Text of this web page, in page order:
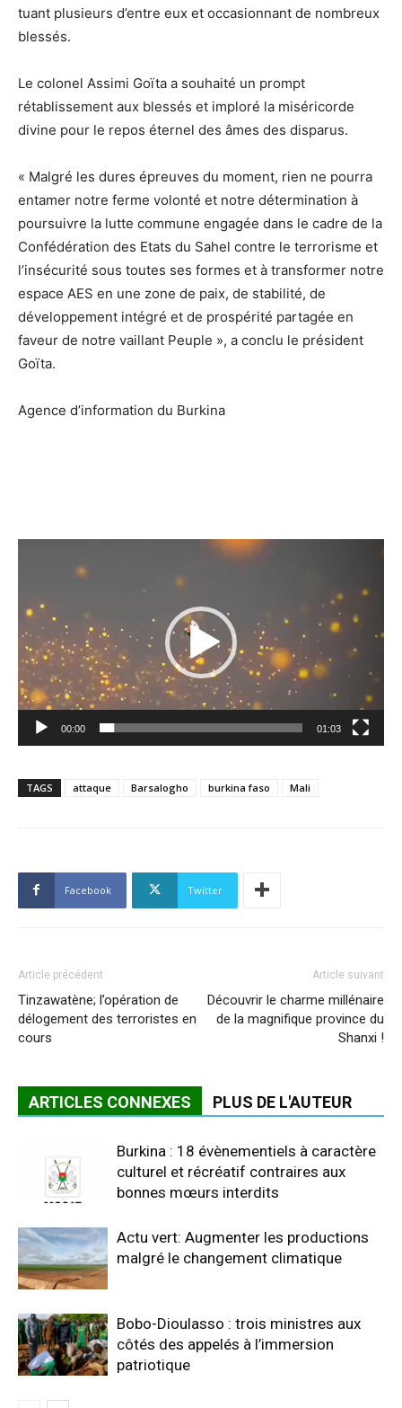
tuant plusieurs d’entre eux et occasionnant de nombreux
blessés.
Le colonel Assimi Goïta a souhaité un prompt
rétablissement aux blessés et imploré la miséricorde
divine pour le repos éternel des âmes des disparus.
« Malgré les dures épreuves du moment, rien ne pourra
entamer notre ferme volonté et notre détermination à
poursuivre la lutte commune engagée dans le cadre de la
Confédération des Etats du Sahel contre le terrorisme et
l’insécurité sous toutes ses formes et à transformer notre
espace AES en une zone de paix, de stabilité, de
développement intégré et de prospérité partagée en
faveur de notre vaillant Peuple », a conclu le président
Goïta.
Agence d’information du Burkina
Lecteur
00:00 01:03
TAGS attaque Barsalogho burkina faso Mali
Facebook Twitter
Article précédent
Tinzawatène; l’opération de
délogement des terroristes en
cours
Article suivant
Découvrir le charme millénaire
de la magnifique province du
Shanxi !
ARTICLES CONNEXES PLUS DE L'AUTEUR
Burkina : 18 évènementiels à caractère
culturel et récréatif contraires aux
bonnes mœurs interdits
Actu vert: Augmenter les productions
malgré le changement climatique
Bobo-Dioulasso : trois ministres aux
côtés des appelés à l’immersion
patriotique